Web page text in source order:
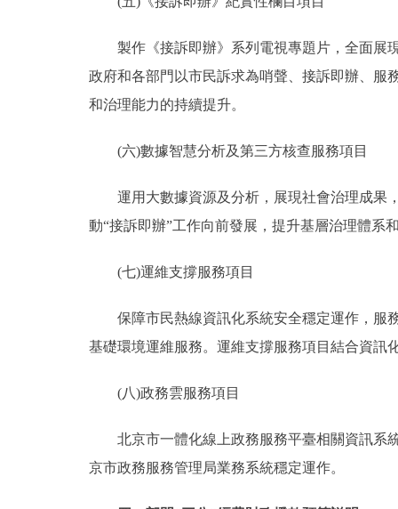
製作《接訴即辦》系列電視專題片，全面展現
政府和各部門以市民訴求為哨聲、接訴即辦、服
和治理能力的持續提升。
(六)數據智慧分析及第三方核查服務項目
運用大數據資源及分析，展現社會治理成果，
動“接訴即辦”工作向前發展，提升基層治理體系
(七)運維支撐服務項目
保障市民熱線資訊化系統安全穩定運作，服務
基礎環境運維服務。運維支撐服務項目結合資訊
(八)政務雲服務項目
北京市一體化線上政務服務平臺相關資訊系統
京市政務服務管理局業務系統穩定運作。